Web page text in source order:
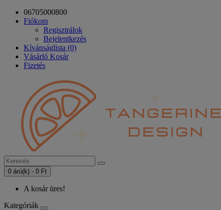
06705000800
Fiókom
Regisztrálok
Bejelentkezés
Kívánságlista (0)
Vásárló Kosár
Fizetés
0 árú(k) - 0 Ft
A kosár üres!
Kategóriák